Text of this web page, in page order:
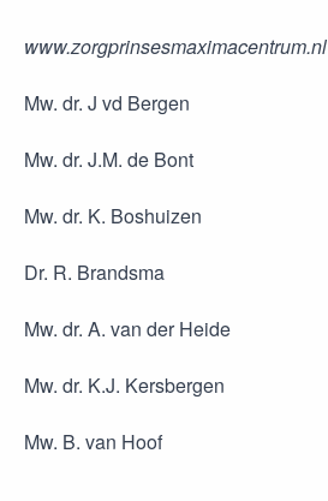
www.zorgprinsesmaximacentrum.nl
Mw. dr. J vd Bergen
Mw. dr. J.M. de Bont
Mw. dr. K. Boshuizen
Dr. R. Brandsma
Mw. dr. A. van der Heide
Mw. dr. K.J. Kersbergen
Mw. B. van Hoof